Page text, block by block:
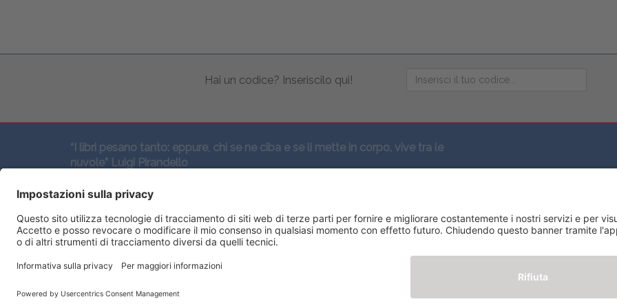
Hai un codice? Inseriscilo qui!
“I libri pesano tanto: eppure, chi se ne ciba e se li mette in corpo, vive tra le
nuvole” Luigi Pirandello
SEGUICI QUI: